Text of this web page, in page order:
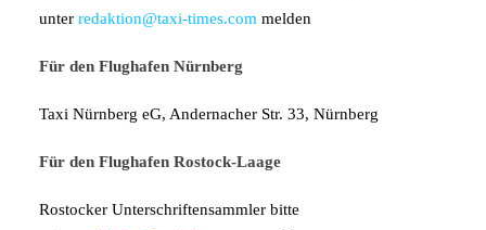
unter redaktion@taxi-times.com melden
Für den Flughafen Nürnberg
Taxi Nürnberg eG, Andernacher Str. 33, Nürnberg
Für den Flughafen Rostock-Laage
Rostocker Unterschriftensammler bitte